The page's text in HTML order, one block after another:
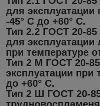
для эксплуатации
-45° С до +60° С.
Тип 2.2 ГОСТ 20-
для эксплуатации
при температуре
Тип 2 М ГОСТ 20-
эксплуатации при
до +60° С.
Тип 2 Ш ГОСТ 20-